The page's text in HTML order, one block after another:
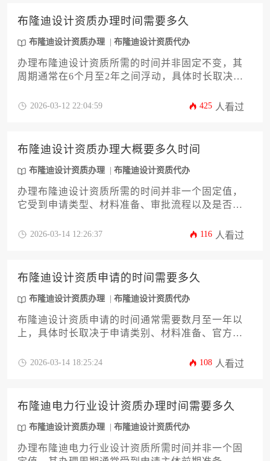
布隆迪设计资质办理时间需要多久
布隆迪设计资质办理 布隆迪设计资质代办
办理布隆迪设计资质所需的时间并非固定不变，其
周期通常在6个月至2年之间浮动，具体时长取决于
代办服务等多个核心变量。对于计划在布隆迪开展
领的关键。
2026-03-12 22:04:59 425 人看过
布隆迪设计资质办理大概要多久时间
布隆迪设计资质办理 布隆迪设计资质代办
办理布隆迪设计资质所需的时间并非一个固定值，
它受到申请类型、材料准备、审批流程以及是否选
下，从启动准备到最终获批，整个周期可能需要数
2026-03-14 12:26:37 116 人看过
布隆迪设计资质申请的时间需要多久
布隆迪设计资质办理 布隆迪设计资质代办
布隆迪设计资质申请的时间通常需要数月至一年以
上，具体时长取决于申请类别、材料准备、官方审
及多个环节，包括前期咨询、文件公证、部门审批
2026-03-14 18:25:24 108 人看过
布隆迪电力行业设计资质办理时间需要多久
布隆迪设计资质办理 布隆迪设计资质代办
办理布隆迪电力行业设计资质所需时间并非一个固